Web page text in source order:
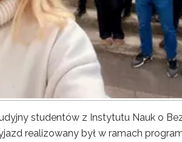
studentów z Instytutu Nauk o
realizowany był w ramach